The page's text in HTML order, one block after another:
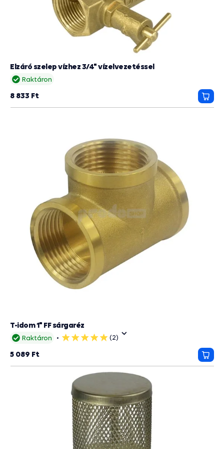
Raktáron
Elzáró szelep vízhez 3/4" vízelvezetéssel
8 833 Ft
Raktáron
5
(2)
T-idom 1" FF sárgaréz
5 089 Ft